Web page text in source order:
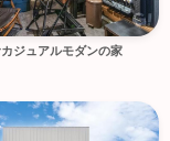
ジュアルモダンの家